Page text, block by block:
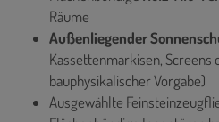
Räume
Außenliegender
Kassettenmarkisen, Screens
bauphysikalischer Vorgabe)
Ausgewählte